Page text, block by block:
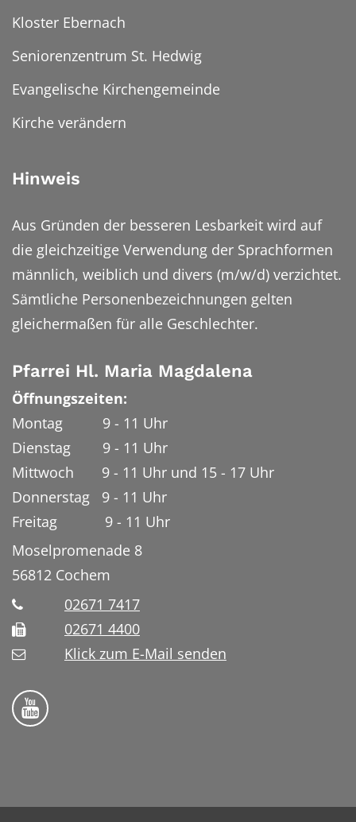
Kloster Ebernach
Seniorenzentrum St. Hedwig
Evangelische Kirchengemeinde
Kirche verändern
Hinweis
Aus Gründen der besseren Lesbarkeit wird auf
die gleichzeitige Verwendung der Sprachformen
männlich, weiblich und divers (m/w/d) verzichtet.
Sämtliche Personenbezeichnungen gelten
gleichermaßen für alle Geschlechter.
Pfarrei Hl. Maria Magdalena
Öffnungszeiten:
Montag 9 - 11 Uhr
Dienstag 9 - 11 Uhr
Mittwoch 9 - 11 Uhr und 15 - 17 Uhr
Donnerstag 9 - 11 Uhr
Freitag 9 - 11 Uhr
Moselpromenade 8
56812 Cochem
02671 7417
02671 4400
Klick zum E-Mail senden
Bistum Trier auf YouTube